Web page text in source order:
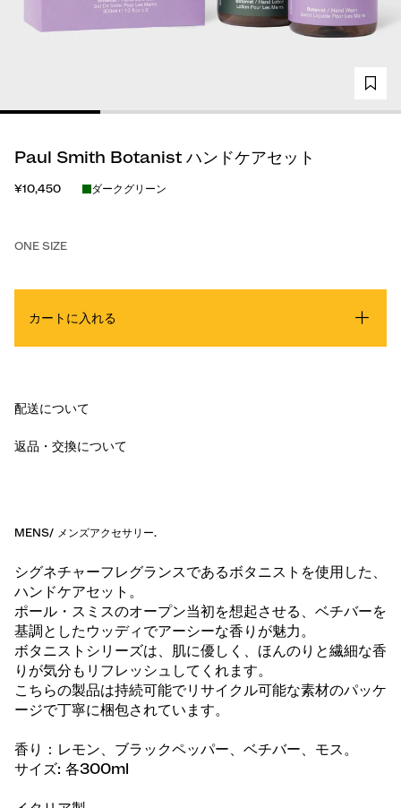
Paul Smith Botanist ハンドケアセット
¥10,450 ダークグリーン
ONE SIZE
カートに入れる
配送について
返品・交換について
MENS/ メンズアクセサリー.
シグネチャーフレグランスであるボタニストを使用した、
ハンドケアセット。
ポール・スミスのオープン当初を想起させる、ベチバーを
基調としたウッディでアーシーな香りが魅力。
ボタニストシリーズは、肌に優しく、ほんのりと繊細な香
りが気分もリフレッシュしてくれます。
こちらの製品は持続可能でリサイクル可能な素材のパッケ
ージで丁寧に梱包されています。
香り：レモン、ブラックペッパー、ベチバー、モス。
サイズ: 各300ml